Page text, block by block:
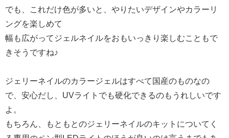
でも、これだけ色が多いと、やりたいデザインやカラーリ
ングを楽しめて
幅も広がってジェルネイルをおもいっきり楽しむこともで
きそうですね♪
ジェリーネイルのカラージェルはすべて国産のものなの
で、安心だし、UVライトでも硬化できるのもうれしいです
よ。
もちろん、もともとのジェリーネイルのキットについてく